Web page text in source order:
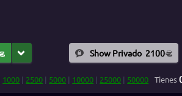
Show Privado 2100
1000 | 2500 | 5000 | 10000 | 25000 | 50000 Tienes